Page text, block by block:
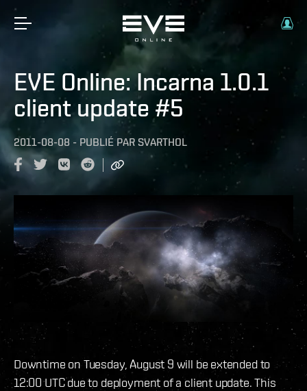
EVE Online: Incarna 1.0.1
client update #5
2011-08-08 - PUBLIÉ PAR SVARTHOL
Downtime on Tuesday, August 9 will be extended to
12:00 UTC due to deployment of a client update. This